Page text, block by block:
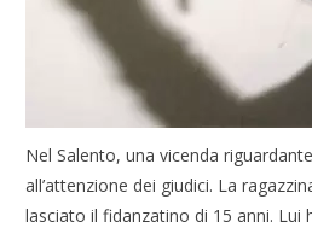
Nel Salento, una vicenda
all’attenzione dei giudici. La
lasciato il fidanzatino di 15 anni. Lui